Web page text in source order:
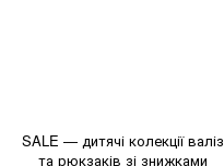
SALE — дитячі колекції валіз
та рюкзаків зі знижками